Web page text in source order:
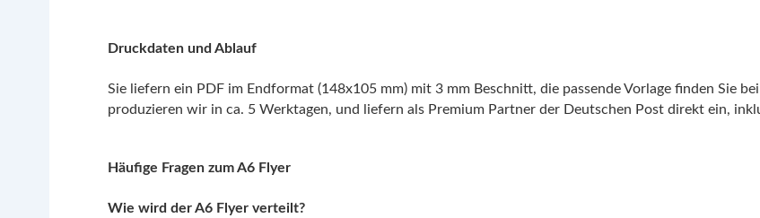
Druckdaten und Ablauf
Sie liefern ein PDF im Endformat (148x105 mm) mit 3 mm Beschnitt, die passende Vorlage finden Sie
produzieren wir in ca. 5 Werktagen, und liefern als Premium Partner der Deutschen Post direkt ein,
Häufige Fragen zum A6 Flyer
Wie wird der A6 Flyer verteilt?